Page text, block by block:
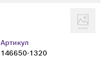
Артикул
146650-1320